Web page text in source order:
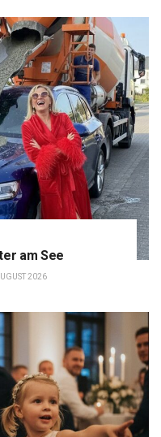
am See
2026